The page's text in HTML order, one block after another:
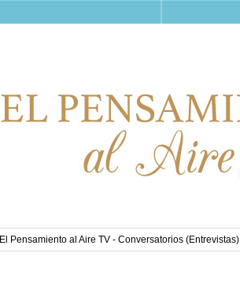
El Pensamiento al Aire TV - Conversatorios (Entrevistas)